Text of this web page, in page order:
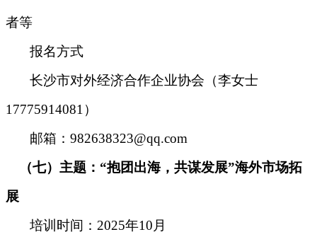
者等
报名方式
长沙市对外经济合作企业协会（李女士
17775914081）
邮箱：982638323@qq.com
（七）主题：“抱团出海，共谋发展”海外市场拓
展
培训时间 ： 2025年10月